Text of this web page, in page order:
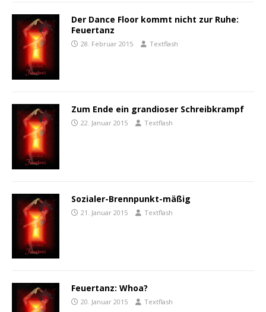
Der Dance Floor kommt nicht zur Ruhe:
Feuertanz
28. Februar 2015 Textflash
Zum Ende ein grandioser Schreibkrampf
22. Januar 2015 Textflash
Sozialer-Brennpunkt-mäßig
21. Januar 2015 Textflash
Feuertanz: Whoa?
20. Januar 2015 Textflash